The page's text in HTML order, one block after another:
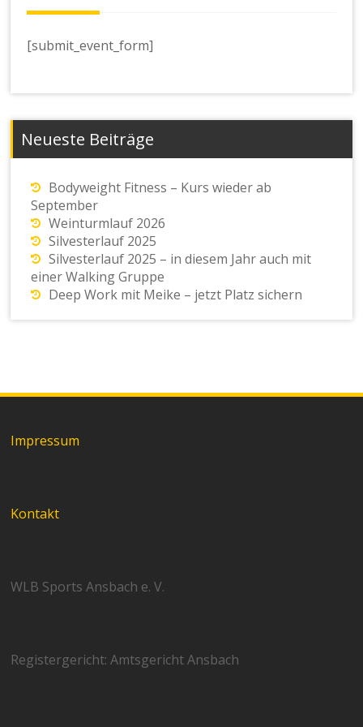
[submit_event_form]
Neueste Beiträge
Bodyweight Fitness – Kurs wieder ab
September
Weinturmlauf 2026
Silvesterlauf 2025
Silvesterlauf 2025 – in diesem Jahr auch mit
einer Walking Gruppe
Deep Work mit Meike – jetzt Platz sichern
Impressum
Kontakt
WLB Sports Ansbach e. V.
Registergericht: Amtsgericht Ansbach